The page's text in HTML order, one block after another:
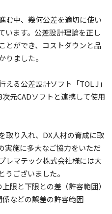
む中、幾何公差を適切に使い
います。公差設計理論を正し
とができ、コストダウンと品
りました。
る公差設計ソフト「TOL J」
元CADソフトと連携して使用
取り入れ、DX人材の育成に取
実施に多大なご協力をいただ
レマテック株式会社様には大
ございました。
と下限との差（許容範囲）
などの誤差の許容範囲